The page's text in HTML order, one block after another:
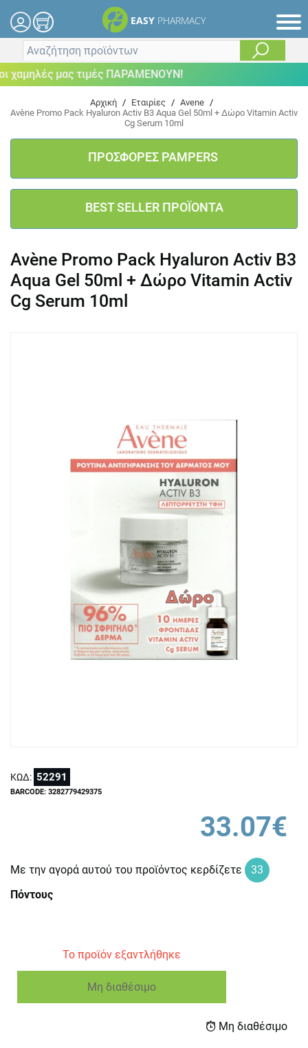
EASY PHARMACY
μας τιμές ΠΑΡΑΜΕΝΟΥΝ!
Αρχική / Εταιρίες / Avene /
Avène Promo Pack Hyaluron Activ B3 Aqua Gel 50ml + Δώρο Vitamin Activ
Cg Serum 10ml
ΠΡΟΣΦΟΡΕΣ PAMPERS
BEST SELLER ΠΡΟΪΟΝΤΑ
Avène Promo Pack Hyaluron Activ B3
Aqua Gel 50ml + Δώρο Vitamin Activ
Cg Serum 10ml
ΚΩΔ: 52291
BARCODE: 3282779429375
33.07€
Με την αγορά αυτού του προϊόντος κερδίζετε
33
Πόντους
Το προϊόν εξαντλήθηκε
Μη διαθέσιμο
Μη διαθέσιμο